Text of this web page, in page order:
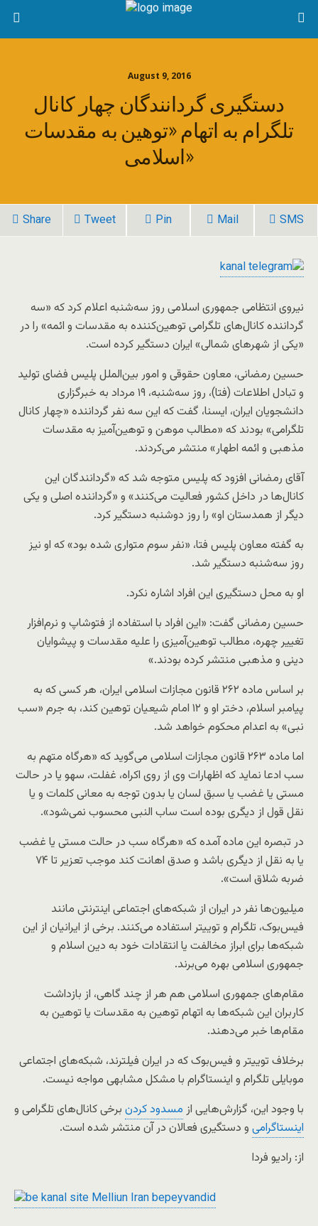
August 9, 2016
دستگیری گردانندگان چهار کانال‌
تلگرام به اتهام «توهین‌ به مقدسات
اسلامی»
Share Tweet Pin Mail SMS
نیروی انتظامی جمهوری اسلامی روز سه‌شنبه اعلام کرد که «سه
گرداننده کانال‌های تلگرامی توهین‌کننده به مقدسات و ائمه» را در
«یکی از شهرهای شمالی» ایران دستگیر کرده است.
حسین رمضانی، معاون حقوقی و امور بین‌الملل پلیس فضای تولید
و تبادل اطلاعات (فتا)، روز سه‌شنبه، ۱۹ مرداد به خبرگزاری
دانشجویان ایران، ایسنا، گفت که این سه نفر گرداننده «چهار کانال
تلگرامی» بودند که «مطالب موهن و توهین‌آمیز به مقدسات
مذهبی و ائمه‌ اطهار» منتشر می‌کردند.
آقای رمضانی افزود که پلیس متوجه شد که «گردانندگان این
کانال‌ها در داخل کشور فعالیت می‌کنند» و «گرداننده اصلی و یکی
دیگر از همدستان او» را روز دوشنبه دستگیر کرد.
به گفته معاون پلیس فتا، «نفر سوم متواری شده بود» که او نیز
روز سه‌شنبه دستگیر شد.
او به محل دستگیری این افراد اشاره نکرد.
حسین رمضانی گفت: «این افراد با استفاده از فتوشاپ و نرم‌افزار
تغییر چهره، مطالب توهین‌آمیزی را علیه مقدسات و پیشوایان
دینی و مذهبی منتشر کرده بودند.»
بر اساس ماده ۲۶۲ قانون مجازات اسلامی ایران، هر کسی که به
پیامبر اسلام، دختر او و ۱۲ امام شیعیان توهین کند، به جرم «سب
نبی» به اعدام محکوم خواهد شد.
اما ماده ۲۶۳ قانون مجازات اسلامی می‌گوید که «هرگاه متهم به
سب ادعا نماید که اظهارات وی از روی اکراه، غفلت، سهو یا در حالت
مستی یا غضب یا سبق لسان یا بدون توجه به معانی کلمات و یا
نقل قول از دیگری بوده است ساب النبی محسوب نمی‌شود».
در تبصره این ماده آمده که «هرگاه سب در حالت مستی یا غضب
یا به نقل از دیگری باشد و صدق اهانت کند موجب تعزیر تا ۷۴
ضربه شلاق است».
میلیون‌ها نفر در ایران از شبکه‌های اجتماعی اینترنتی مانند
فیس‌بوک، تلگرام و توییتر استفاده می‌کنند. برخی از ایرانیان از این
شبکه‌ها برای ابراز مخالفت یا انتقادات خود به دین اسلام و
جمهوری اسلامی بهره می‌برند.
مقام‌های جمهوری اسلامی هم هر از چند گاهی، از بازداشت
کاربران این شبکه‌ها به اتهام توهین به مقدسات یا توهین به
مقام‌ها خبر می‌دهند.
برخلاف توییتر و فیس‌بوک که در ایران فیلترند، شبکه‌های اجتماعی
موبایلی تلگرام و اینستاگرام با مشکل مشابهی مواجه نیست.
با وجود این، گزارش‌هایی از مسدود کردن برخی کانال‌های تلگرامی و
اینستاگرامی و دستگیری فعالان در آن منتشر شده است.
از: رادیو فردا